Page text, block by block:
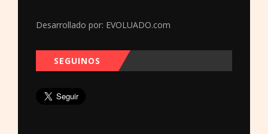
Desarrollado por: EVOLUADO.com
SEGUINOS